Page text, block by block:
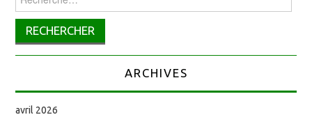
ARCHIVES
avril 2026